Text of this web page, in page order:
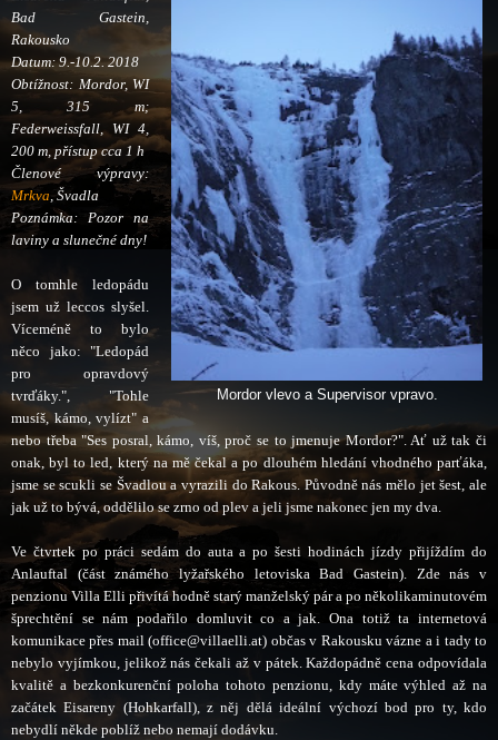
Mordor vlevo a Supervisor vpravo.
Bad Gastein,
Rakousko
Datum:9.-10.2. 2018
Obtížnost: Mordor, WI
5, 315 m;
Federweissfall, WI 4,
200 m, přístup cca 1 h
Členové výpravy:
Mrkva, Švadla
Poznámka: Pozor na
laviny a slunečné dny!
O tomhle ledopádu
jsem už leccos slyšel.
Víceméně to bylo
něco jako: "Ledopád
pro opravdový
tvrďáky.", "Tohle
musíš, kámo, vylízt" a
nebo třeba "Ses posral, kámo, víš, proč se to jmenuje Mordor?". Ať už tak či
onak, byl to led, který na mě čekal a po dlouhém hledání vhodného parťáka,
jsme se scukli se Švadlou a vyrazili do Rakous. Původně násmělo jet šest, ale
jak už to bývá, oddělilo se zrno od plev a jeli jsme nakonec jen my dva.
Ve čtvrtek po práci sedám do auta a po šesti hodinách jízdy přijíždím do
Anlauftal (část známého lyžařského letoviska Bad Gastein). Zde nás v
penzionu Villa Elli přivítá hodně starý manželský pár a po několikaminutovém
šprechtění se nám podařilo domluvit co a jak. Ona totiž ta internetová
komunikace přes mail (office@villaelli.at) občas v Rakousku vázne a i tady to
nebylo vyjímkou, jelikož nás čekali až v pátek. Každopádně cena odpovídala
kvalitě a bezkonkurenční poloha tohoto penzionu, kdy máte výhled až na
začátek Eisareny (Hohkarfall), z něj dělá ideální výchozí bod pro ty, kdo
nebydlí někde poblíž nebo nemají dodávku.